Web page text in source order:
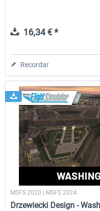
16,34 € *
Recordar
MSFS 2020 | MSFS 2024
Drzewiecki Design -